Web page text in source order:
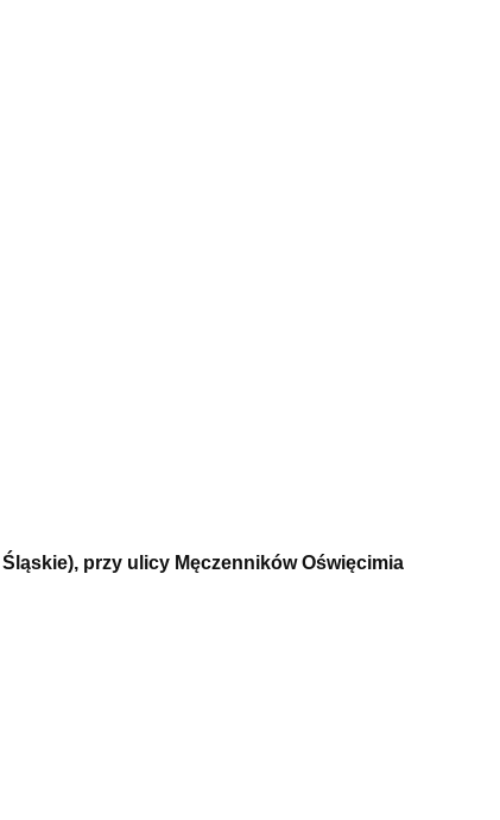
przy ulicy Męczenników Oświęcimia